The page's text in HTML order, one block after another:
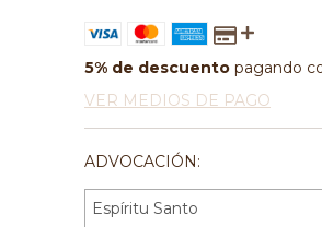
5% de descuento pagando
VER MEDIOS DE PAGO
ADVOCACIÓN: